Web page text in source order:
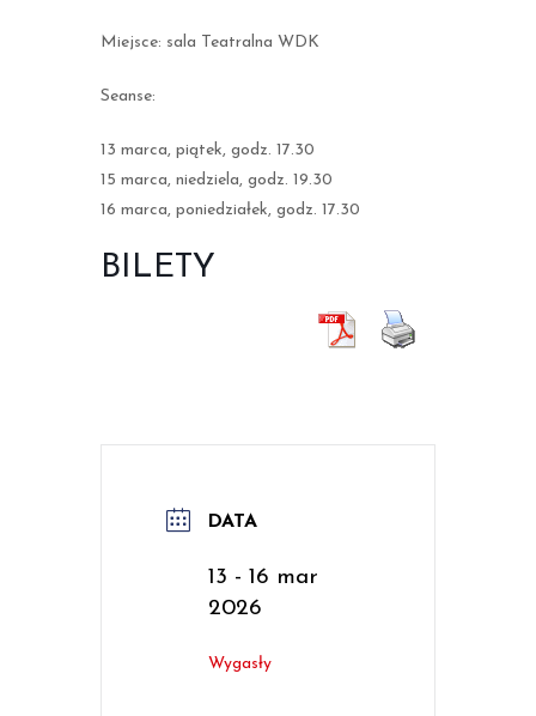
Miejsce: sala Teatralna WDK
Seanse:
13 marca, piątek, godz. 17.30
15 marca, niedziela, godz. 19.30
16 marca, poniedziałek, godz. 17.30
BILETY
DATA
13 - 16 mar
2026
Wygasły